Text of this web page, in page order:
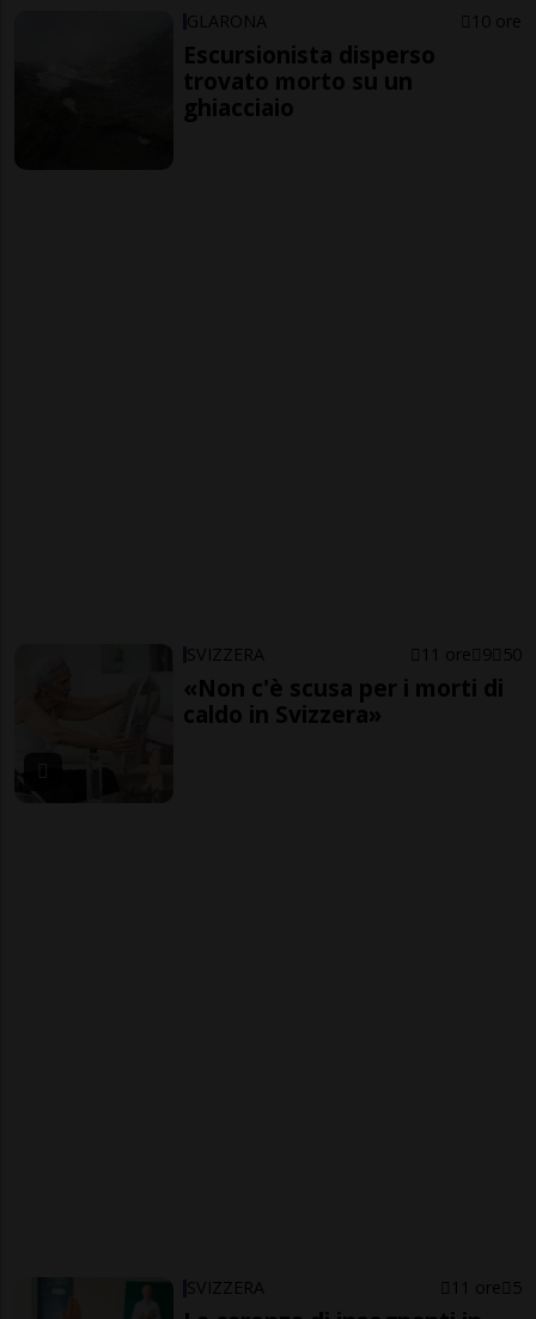
GLARONA 10 ore
Escursionista disperso
trovato morto su un
ghiacciaio
SVIZZERA 11 ore 9 50
«Non c'è scusa per i morti di
caldo in Svizzera»
SVIZZERA 11 ore 5